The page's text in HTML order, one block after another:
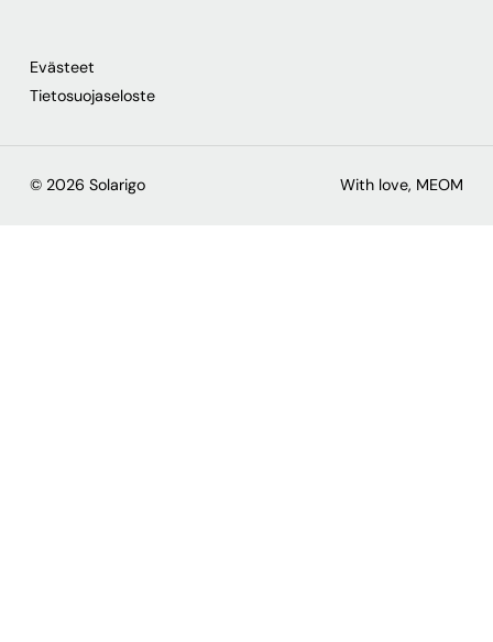
Evästeet
Tietosuojaseloste
© 2026 Solarigo With love, MEOM